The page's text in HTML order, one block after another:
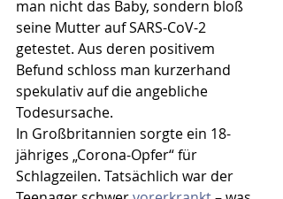
man nicht das Baby, sondern bloß
seine Mutter auf SARS-CoV-2
getestet. Aus deren positivem
Befund schloss man kurzerhand
spekulativ auf die angebliche
Todesursache.
In Großbritannien sorgte ein 18-
jähriges „Corona-Opfer“ für
Schlagzeilen. Tatsächlich war der